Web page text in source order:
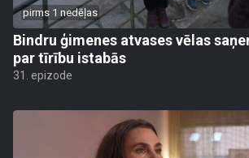
pirms 1 nedēļas
Bindru ģimenes atvases vēlas
par tīrību istabās
31. epizode